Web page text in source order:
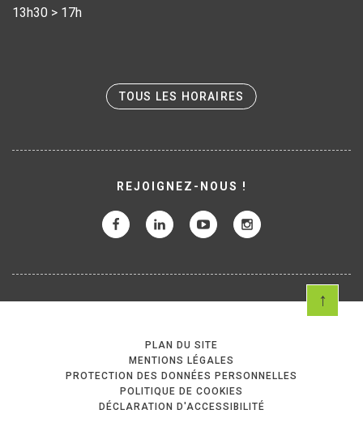
13h30 > 17h
TOUS LES HORAIRES
REJOIGNEZ-NOUS !
PLAN DU SITE
MENTIONS LÉGALES
PROTECTION DES DONNÉES PERSONNELLES
POLITIQUE DE COOKIES
DÉCLARATION D'ACCESSIBILITÉ